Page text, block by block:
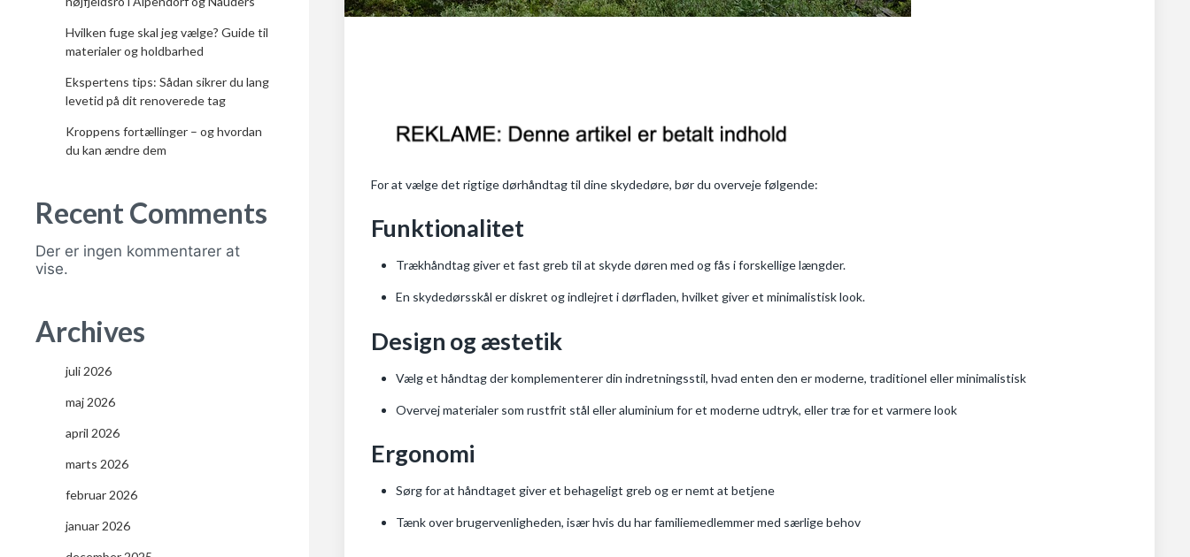
Hvilken fuge skal jeg vælge? Guide til
materialer og holdbarhed
Ekspertens tips: Sådan sikrer du lang
levetid på dit renoverede tag
Kroppens fortællinger – og hvordan
du kan ændre dem
Recent Comments
Der er ingen kommentarer at
vise.
Archives
juli 2026
maj 2026
april 2026
marts 2026
februar 2026
januar 2026
For at vælge det rigtige dørhåndtag til dine skydedøre, bør du overveje følgende:
Funktionalitet
Trækhåndtag giver et fast greb til at skyde døren med og fås i forskellige længder.
En skydedørsskål er diskret og indlejret i dørfladen, hvilket giver et minimalistisk look.
Design og æstetik
Vælg et håndtag der komplementerer din indretningsstil, hvad enten den er moderne, traditionel eller minimalistisk
Overvej materialer som rustfrit stål eller aluminium for et moderne udtryk, eller træ for et varmere look
Ergonomi
Sørg for at håndtaget giver et behageligt greb og er nemt at betjene
Tænk over brugervenligheden, især hvis du har familiemedlemmer med særlige behov